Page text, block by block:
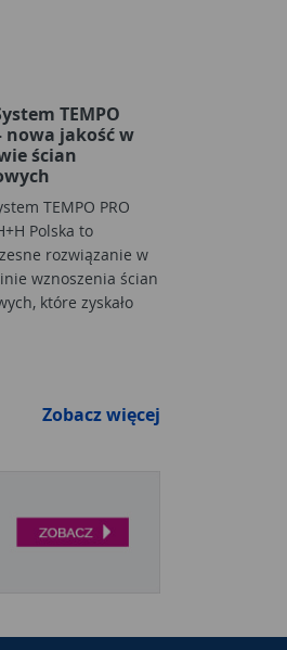
TEMPO
nowa jakość w
ścian
TEMPO PRO
Polska to
rozwiązanie w
wznoszenia ścian
które zyskało
Zobacz więcej